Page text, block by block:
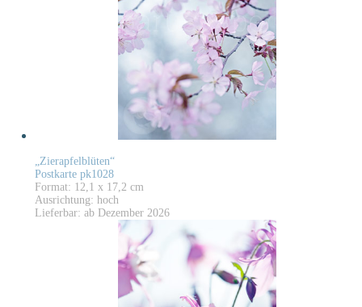
„Zierapfelblüten“
Postkarte pk1028
Format: 12,1 x 17,2 cm
Ausrichtung: hoch
Lieferbar: ab Dezember 2026